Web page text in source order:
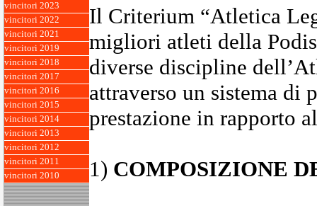
vincitori 2023
vincitori 2022
vincitori 2021
vincitori 2019
vincitori 2018
vincitori 2017
vincitori 2016
vincitori 2015
vincitori 2014
vincitori 2013
vincitori 2012
vincitori 2011
vincitori 2010
Il Criterium “Atletica
migliori atleti della
diverse discipline
attraverso un sistema di
prestazione in rapporto
1) COMPOSIZIONE